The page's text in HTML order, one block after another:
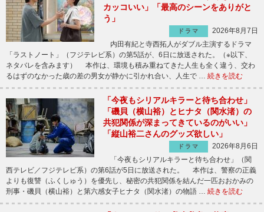
カッコいい」「最高のシーンをありがと
う」
ドラマ
2026年8月7日
内田有紀と寺西拓人がダブル主演するドラマ
「ラストノート」（フジテレビ系）の第5話が、6日に放送された。（※以下、
ネタバレを含みます） 本作は、環境も積み重ねてきた人生も全く違う、交わ
るはずのなかった歳の差の男女が静かに引かれ合い、人生で … 続きを読む
「今夜もシリアルキラーと待ち合わせ」
「磯貝（横山裕）とヒナタ（関水渚）の
共犯関係が深まってきているのがいい」
「縦山裕二さんのグッズ欲しい」
ドラマ
2026年8月6日
「今夜もシリアルキラーと待ち合わせ」（関
西テレビ／フジテレビ系）の第6話が5日に放送された。 本作は、警察の正義
よりも復讐（ふくしゅう）を優先し、秘密の共犯関係を結んだ一匹おおかみの
刑事・磯貝（横山裕）と第六感女子ヒナタ（関水渚）の物語 … 続きを読む